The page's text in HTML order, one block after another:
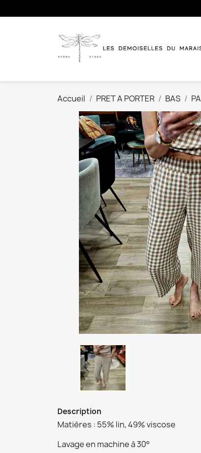
Accueil PRET A PORTER BAS
Description
Matières : 55% lin, 49% viscose
Lavage en machine à 30°